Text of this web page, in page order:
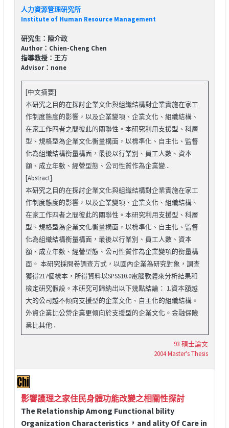
人力資源管理研究所
Institute of Human Resource Management
研究生：陳介政
Author：Chien-Cheng Chen
指導教授：王方
Advisor：none
[中文摘要]
本研究之目的在探討企業文化與組織結構對企業實施在家工
作制度態度的影響，以及企業變項、企業文化、組織結構、
在家工作四者之間彼此的關聯性。本研究利用支援型、科層
型、規格型為企業文化衡量構面，以標準化、自主化、監督
化為組織結構衡量構面，最後以行業別、員工人數、資本
額、成立年數、經營型態、公司性質作為企業變...
[Abstract]
本研究之目的在探討企業文化與組織結構對企業實施在家工
作制度態度的影響，以及企業變項、企業文化、組織結構、
在家工作四者之間彼此的關聯性。本研究利用支援型、科層
型、規格型為企業文化衡量構面，以標準化、自主化、監督
化為組織結構衡量構面，最後以行業別、員工人數、資本
額、成立年數、經營型態、公司性質作為企業變項的衡量構
面。 本研究採問卷調查方式，以國內企業為研究對象，調查
獲得217個樣本，所得資料以SPSS10.0電腦軟體來分析結果和
檢定研究假設。本研究可歸納出以下幾點結論： 1.資本額越
大的公司越不傾向支援型的企業文化、自主化的組織結構。
外資企業比公營企業更傾向於支援型的企業文化。金融保險
業比其他...
93 碩士論文
2004 Master's Thesis
影響護理之家住民身體功能改變之相關性探討
The Relationship Among Functional bility
Organization Characteristics，and ality Of Care in